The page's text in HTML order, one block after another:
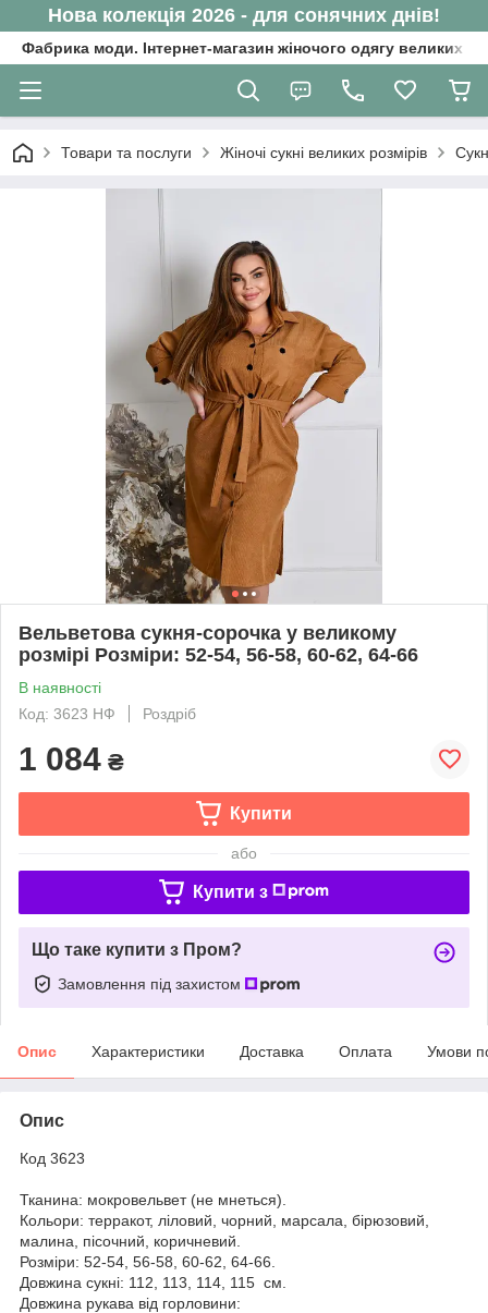
Нова колекція 2026 - для сонячних днів!
Фабрика моди. Інтернет-магазин жіночого одягу великих
Товари та послуги Жіночі сукні великих розмірів
Вельветова сукня-сорочка у великому
розмірі Розміри: 52-54, 56-58, 60-62, 64-66
В наявності
Код: 3623 НФ
Роздріб
1 084 ₴
Купити
або
Купити з
Що таке купити з Пром?
Замовлення під захистом
Опис Характеристики Доставка Оплата Умови
Опис
Код 3623
Тканина: мокровельвет (не мнеться).
Кольори: терракот, ліловий, чорний, марсала, бірюзовий,
малина, пісочний, коричневий.
Розміри: 52-54, 56-58, 60-62, 64-66.
Довжина сукні: 112, 113, 114, 115 см.
Довжина рукава від горловини: